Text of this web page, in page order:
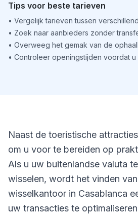
Tips voor beste tarieven
• Vergelijk tarieven tussen
• Zoek naar aanbieders zonder
• Overweeg het gemak van de
• Controleer openingstijden voordat u
Naast de toeristische
om u voor te bereiden op
Als u uw buitenlandse valuta
wisselen, wordt het vinden
wisselkantoor in Casablanca
uw transacties te